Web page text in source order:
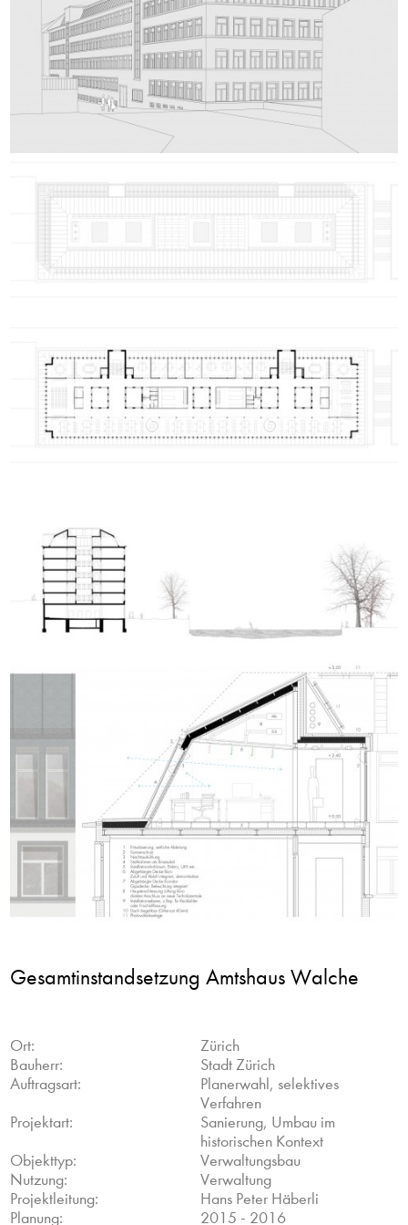
Gesamtinstandsetzung Amtshaus Walche
Ort:
Zürich
Bauherr:
Stadt Zürich
Auftragsart:
Planerwahl, selektives
Verfahren
Projektart:
Sanierung, Umbau im
historischen Kontext
Objekttyp:
Verwaltungsbau
Nutzung:
Verwaltung
Projektleitung:
Hans Peter Häberli
Planung:
2015 - 2016